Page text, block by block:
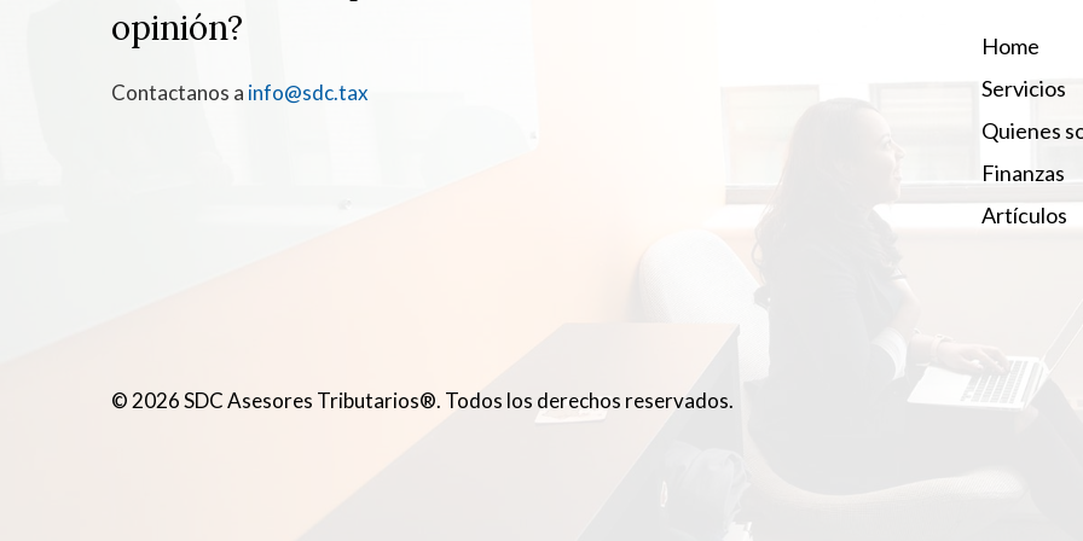
opinión?
Contactanos a info@sdc.tax
Home
Servicios
Quienes
Finanzas
Artículos
© 2026 SDC Asesores Tributarios®. Todos los derechos reservados.